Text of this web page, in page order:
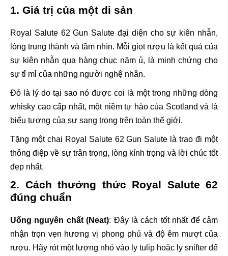
1. Giá trị của một di sản
Royal Salute 62 Gun Salute đại diện cho sự kiên nhẫn,
lòng trung thành và tầm nhìn. Mỗi giọt rượu là kết quả của
sự kiên nhẫn qua hàng chục năm ủ, là minh chứng cho
sự tỉ mỉ của những người nghệ nhân.
Đó là lý do tại sao nó được coi là một trong những dòng
whisky cao cấp nhất, một niềm tự hào của Scotland và là
biểu tượng của sự sang trọng trên toàn thế giới.
Tặng một chai Royal Salute 62 Gun Salute là trao đi một
thông điệp về sự trân trọng, lòng kính trọng và lời chúc tốt
đẹp nhất.
2. Cách thưởng thức Royal Salute 62
đúng chuẩn
Uống nguyên chất (Neat): Đây là cách tốt nhất để cảm
nhận trọn vẹn hương vị phong phú và độ êm mượt của
rượu. Hãy rót một lượng nhỏ vào ly tulip hoặc ly snifter để